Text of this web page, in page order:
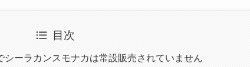
目次
シーラカンスモナカは常設販売されていません